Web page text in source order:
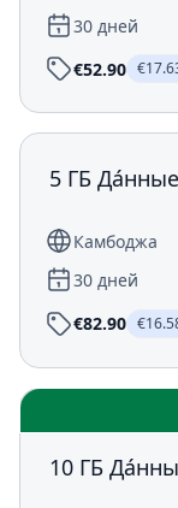
30 дней
€52.90
5 ГБ Да́нные
Камбоджа
30 дней
€82.90
10 ГБ